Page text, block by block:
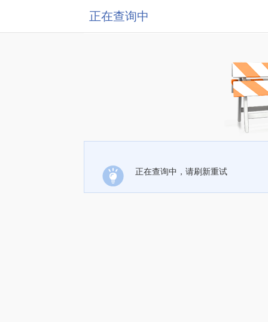
正在查询中
正在查询中，请刷新重试